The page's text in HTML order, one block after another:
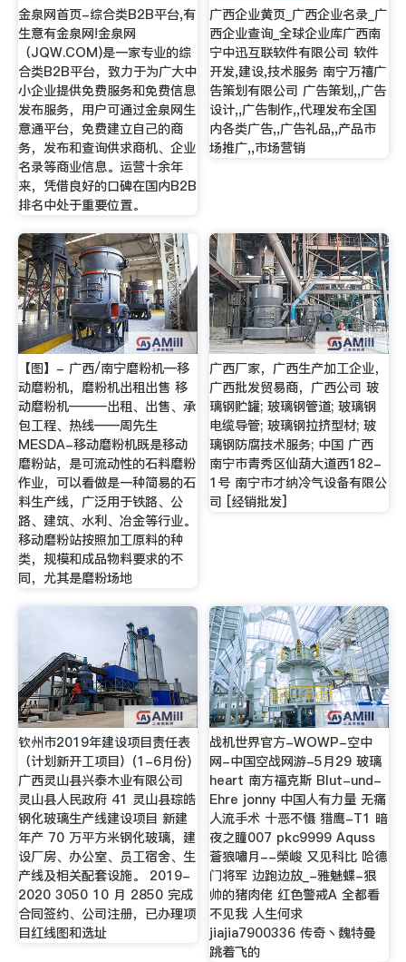
金泉网首页-综合类B2B平台,有
生意有金泉网!金泉网
（JQW.COM)是一家专业的综
合类B2B平台，致力于为广大中
小企业提供免费服务和免费信息
发布服务，用户可通过金泉网生
意通平台，免费建立自己的商
务，发布和查询供求商机、企业
名录等商业信息。运营十余年
来，凭借良好的口碑在国内B2B
排名中处于重要位置。
广西企业黄页_广西企业名录_广
西企业查询_全球企业库广西南
宁中迅互联软件有限公司 软件
开发,建设,技术服务 南宁万禧广
告策划有限公司 广告策划,,广告
设计,,广告制作,,代理发布全国
内各类广告,,广告礼品,,产品市
场推广,,市场营销
【图】- 广西/南宁磨粉机—移
动磨粉机，磨粉机出租出售 移
动磨粉机———出租、出售、承
包工程、热线——周先生
MESDA-移动磨粉机既是移动
磨粉站，是可流动性的石料磨粉
作业，可以看做是一种简易的石
料生产线，广泛用于铁路、公
路、建筑、水利、冶金等行业。
移动磨粉站按照加工原料的种
类，规模和成品物料要求的不
同，尤其是磨粉场地
广西厂家，广西生产加工企业，
广西批发贸易商，广西公司 玻
璃钢贮罐; 玻璃钢管道; 玻璃钢
电缆导管; 玻璃钢拉挤型材; 玻
璃钢防腐技术服务; 中国 广西
南宁市青秀区仙葫大道西182-
1号 南宁市才纳冷气设备有限公
司 [经销批发]
钦州市2019年建设项目责任表
（计划新开工项目）(1-6月份)
广西灵山县兴泰木业有限公司
灵山县人民政府 41 灵山县琮皓
钢化玻璃生产线建设项目 新建
年产 70 万平方米钢化玻璃，建
设厂房、办公室、员工宿舍、生
产线及相关配套设施。 2019-
2020 3050 10 月 2850 完成
合同签约、公司注册，已办理项
目红线图和选址
战机世界官方-WOWP-空中
网-中国空战网游-5月29 玻璃
heart 南方福克斯 Blut-und-
Ehre jonny 中国人有力量 无痛
人流手术 十恶不慑 猎鹰-T1 暗
夜之瞳007 pkc9999 Aquss
蒼狼嘯月--榮峻 又见科比 哈德
门将军 边跑边放_-雅魅蝶-狠
帅的猪肉佬 红色警戒A 全都看
不见我 人生何求
jiajia7900336 传奇丶魏特曼
跳着飞的